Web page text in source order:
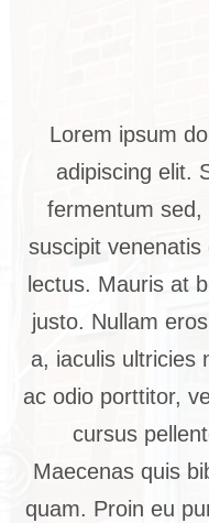
Lorem ipsum
adipiscing elit.
fermentum sed,
suscipit
lectus. Mauris at
justo. Nullam
a, iaculis ultricies
ac odio porttitor,
cursus
Maecenas quis
quam. Proin eu